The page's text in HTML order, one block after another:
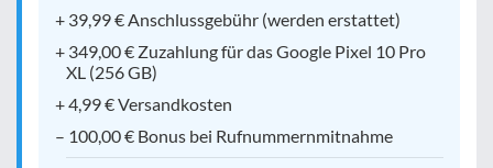
+ 39,99 € Anschlussgebühr (werden erstattet)
+ 349,00 € Zuzahlung für das Google Pixel 10 Pro
XL (256 GB)
+ 4,99 € Versandkosten
– 100,00 € Bonus bei Rufnummernmitnahme